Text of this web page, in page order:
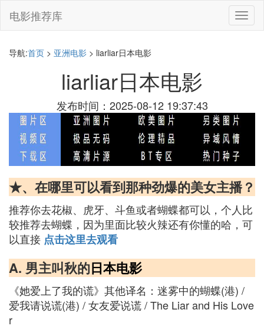
切
换
电影推荐库
导航:首页 > 亚洲电影 > liarliar日本电影
liarliar日本电影
发布时间：2025-08-12 19:37:43
★、在哪里可以看到那种劲爆的美女主播？
推荐你去花椒、虎牙、斗鱼或者蝴蝶都可以，个人比
较推荐去蝴蝶，因为里面比较火辣还有你懂的哈，可
以直接 点击这里去观看
A. 男主叫秋的日本电影
《她爱上了我的谎》其他译名：迷雾中的蝴蝶(港) /
爱我请说谎(港) / 女友爱说谎 / The Liar and His Love
r